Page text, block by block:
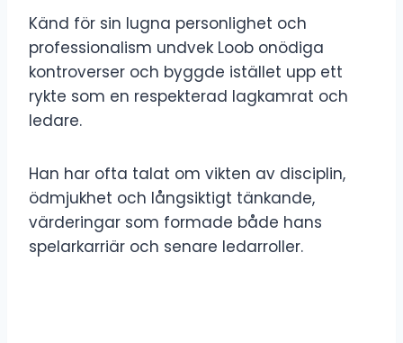
Känd för sin lugna personlighet och
professionalism undvek Loob onödiga
kontroverser och byggde istället upp ett
rykte som en respekterad lagkamrat och
ledare.
Han har ofta talat om vikten av disciplin,
ödmjukhet och långsiktigt tänkande,
värderingar som formade både hans
spelarkarriär och senare ledarroller.